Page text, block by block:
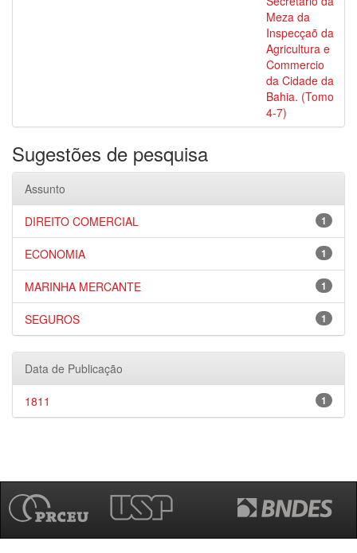
Meza da
Inspecçaõ da
Agricultura e
Commercio
da Cidade da
Bahia. (Tomo
4-7)
Sugestões de pesquisa
Assunto
1
DIREITO COMERCIAL
1
ECONOMIA
1
MARINHA MERCANTE
1
SEGUROS
Data de Publicação
1
1811